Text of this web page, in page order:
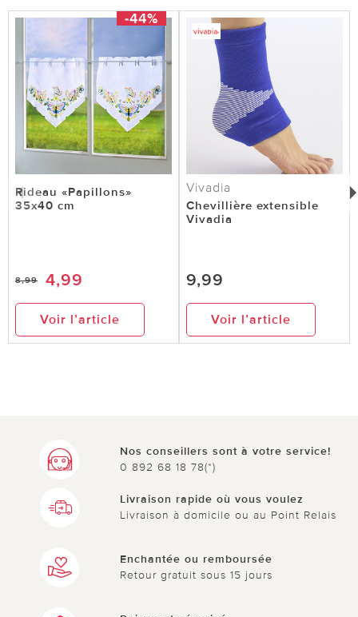
-44%
Rideau «Papillons»
35x40 cm
8,99 4,99
Voir l’article
Vivadia
Chevillière extensible
Vivadia
9,99
Voir l’article
Nos conseillers sont à votre service!
0 892 68 18 78(*)
Livraison rapide où vous voulez
Livraison à domicile ou au Point Relais
Enchantée ou remboursée
Retour gratuit sous 15 jours